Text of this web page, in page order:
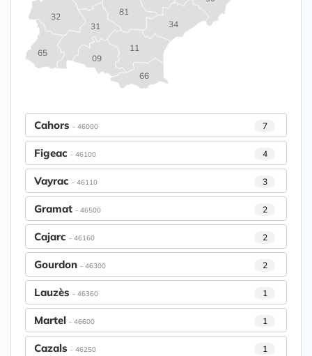
09
11
31
32
34
65
66
81
Cahors - 46000 7
Figeac - 46100 4
Vayrac - 46110 3
Gramat - 46500 2
Cajarc - 46160 2
Gourdon - 46300 2
Lauzès - 46360 1
Martel - 46600 1
Cazals - 46250 1